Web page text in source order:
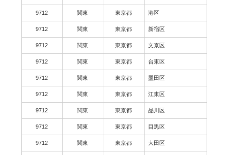
9712 関東 東京都 港区
9712 関東 東京都 新宿区
9712 関東 東京都 文京区
9712 関東 東京都 台東区
9712 関東 東京都 墨田区
9712 関東 東京都 江東区
9712 関東 東京都 品川区
9712 関東 東京都 目黒区
9712 関東 東京都 大田区